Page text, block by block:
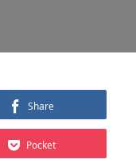
Share
Pocket